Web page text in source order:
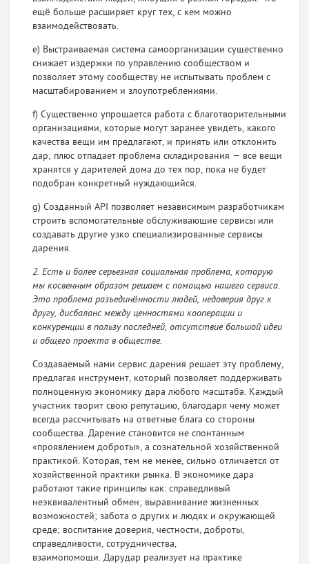
ещё больше расширяет круг тех, с кем можно
взаимодействовать.
e) Выстраиваемая система самоорганизации существенно
снижает издержки по управлению сообществом и
позволяет этому сообществу не испытывать проблем с
масштабированием и злоупотреблениями.
f) Существенно упрощается работа с благотворительными
организациями, которые могут заранее увидеть, какого
качества вещи им предлагают, и принять или отклонить
дар; плюс отпадает проблема складирования — все вещи
хранятся у дарителей дома до тех пор, пока не будет
подобран конкретный нуждающийся.
g) Созданный API позволяет независимым разработчикам
строить вспомогательные обслуживающие сервисы или
создавать другие узко специализированные сервисы
дарения.
2. Есть и более серьезная социальная проблема, которую
мы косвенным образом решаем с помощью нашего сервиса.
Это проблема разъединённости людей, недоверия друг к
другу, дисбаланс между ценностями кооперации и
конкуренции в пользу последней, отсутствие большой идеи
и общего проекта в обществе.
Создаваемый нами сервис дарения решает эту проблему,
предлагая инструмент, который позволяет поддерживать
полноценную экономику дара любого масштаба. Каждый
участник творит свою репутацию, благодаря чему может
всегда рассчитывать на ответные блага со стороны
сообщества. Дарение становится не спонтанным
«проявлением доброты», а сознательной хозяйственной
практикой. Которая, тем не менее, сильно отличается от
хозяйственной практики рынка. В экономике дара
работают такие принципы как: справедливый
неэквивалентный обмен; выравнивание жизненных
возможностей; забота о других и людях и окружающей
среде; воспитание доверия, честности, доброты,
справедливости, сотрудничества,
взаимопомощи. Дарудар реализует на практике